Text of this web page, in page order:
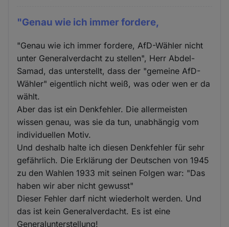
"Genau wie ich immer fordere,
"Genau wie ich immer fordere, AfD-Wähler nicht
unter Generalverdacht zu stellen", Herr Abdel-
Samad, das unterstellt, dass der "gemeine AfD-
Wähler" eigentlich nicht weiß, was oder wen er da
wählt.
Aber das ist ein Denkfehler. Die allermeisten
wissen genau, was sie da tun, unabhängig vom
individuellen Motiv.
Und deshalb halte ich diesen Denkfehler für sehr
gefährlich. Die Erklärung der Deutschen von 1945
zu den Wahlen 1933 mit seinen Folgen war: "Das
haben wir aber nicht gewusst"
Dieser Fehler darf nicht wiederholt werden. Und
das ist kein Generalverdacht. Es ist eine
Generalunterstellung!